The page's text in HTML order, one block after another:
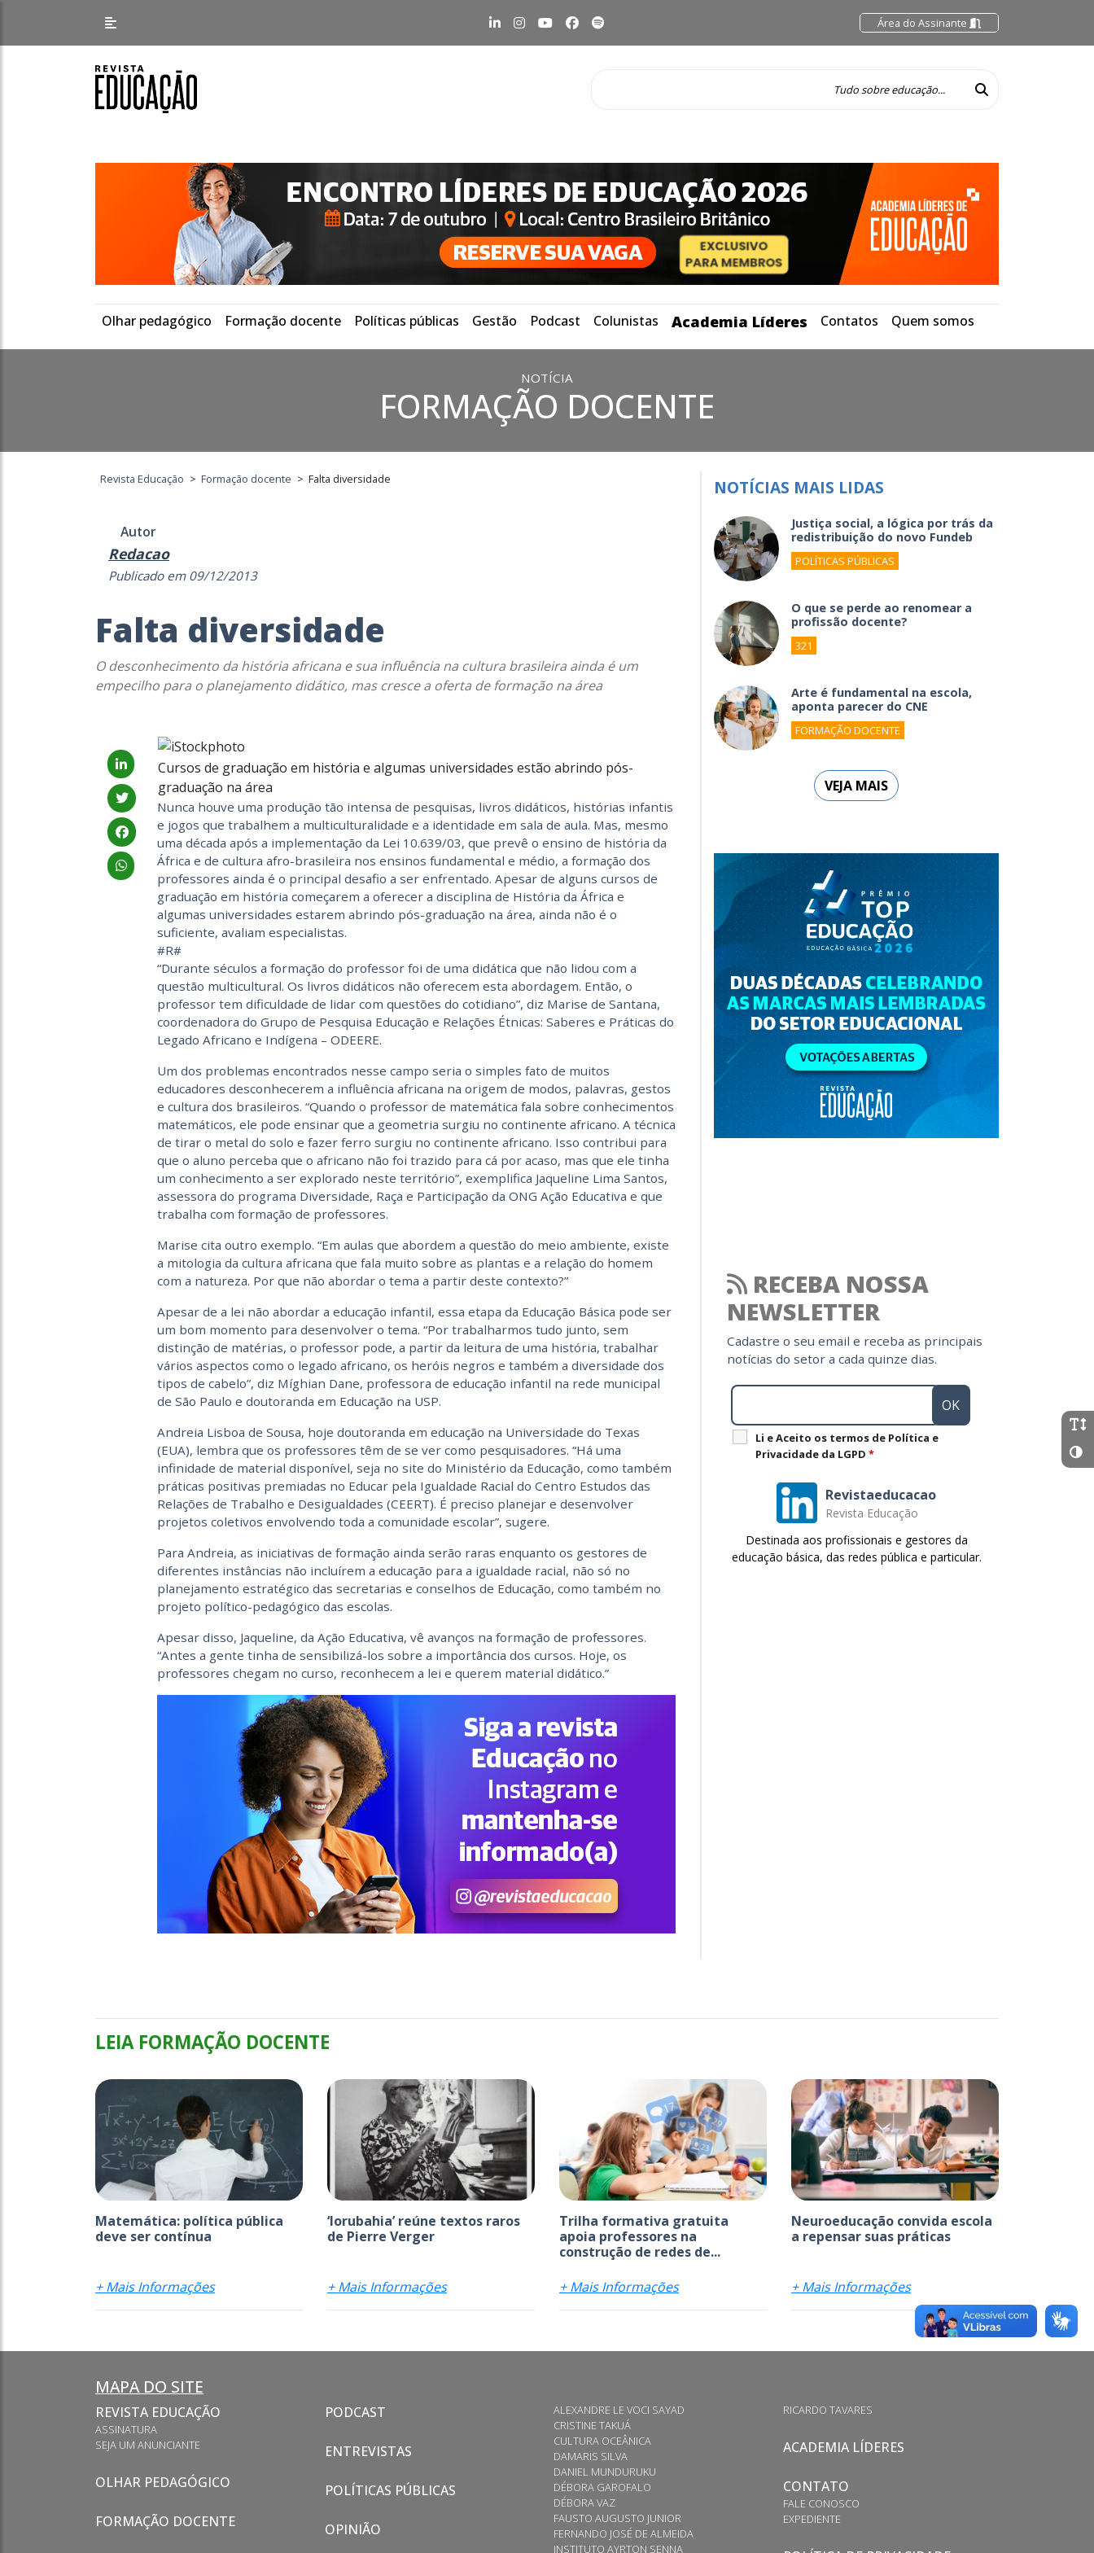
Área do Assinante
Olhar pedagógico Formação docente Políticas públicas Gestão Podcast Colunistas Academia Líderes Contatos Quem somos
NOTÍCIA
FORMAÇÃO DOCENTE
Revista Educação > Formação docente > Falta diversidade
Autor
Redacao
Publicado em 09/12/2013
Falta diversidade
O desconhecimento da história africana e sua influência na cultura brasileira ainda é um
empecilho para o planejamento didático, mas cresce a oferta de formação na área
Cursos de graduação em história e algumas universidades estão abrindo pós-
graduação na área
Nunca houve uma produção tão intensa de pesquisas, livros didáticos, histórias infantis
e jogos que trabalhem a multiculturalidade e a identidade em sala de aula. Mas, mesmo
uma década após a implementação da Lei 10.639/03, que prevê o ensino de história da
África e de cultura afro-brasileira nos ensinos fundamental e médio, a formação dos
professores ainda é o principal desafio a ser enfrentado. Apesar de alguns cursos de
graduação em história começarem a oferecer a disciplina de História da África e
algumas universidades estarem abrindo pós-graduação na área, ainda não é o
suficiente, avaliam especialistas.
#R#
“Durante séculos a formação do professor foi de uma didática que não lidou com a
questão multicultural. Os livros didáticos não oferecem esta abordagem. Então, o
professor tem dificuldade de lidar com questões do cotidiano”, diz Marise de Santana,
coordenadora do Grupo de Pesquisa Educação e Relações Étnicas: Saberes e Práticas do
Legado Africano e Indígena – ODEERE.
Um dos problemas encontrados nesse campo seria o simples fato de muitos
educadores desconhecerem a influência africana na origem de modos, palavras, gestos
e cultura dos brasileiros. “Quando o professor de matemática fala sobre conhecimentos
matemáticos, ele pode ensinar que a geometria surgiu no continente africano. A técnica
de tirar o metal do solo e fazer ferro surgiu no continente africano. Isso contribui para
que o aluno perceba que o africano não foi trazido para cá por acaso, mas que ele tinha
um conhecimento a ser explorado neste território”, exemplifica Jaqueline Lima Santos,
assessora do programa Diversidade, Raça e Participação da ONG Ação Educativa e que
trabalha com formação de professores.
Marise cita outro exemplo. “Em aulas que abordem a questão do meio ambiente, existe
a mitologia da cultura africana que fala muito sobre as plantas e a relação do homem
com a natureza. Por que não abordar o tema a partir deste contexto?”
Apesar de a lei não abordar a educação infantil, essa etapa da Educação Básica pode ser
um bom momento para desenvolver o tema. “Por trabalharmos tudo junto, sem
distinção de matérias, o professor pode, a partir da leitura de uma história, trabalhar
vários aspectos como o legado africano, os heróis negros e também a diversidade dos
tipos de cabelo”, diz Míghian Dane, professora de educação infantil na rede municipal
de São Paulo e doutoranda em Educação na USP.
Andreia Lisboa de Sousa, hoje doutoranda em educação na Universidade do Texas
(EUA), lembra que os professores têm de se ver como pesquisadores. “Há uma
infinidade de material disponível, seja no site do Ministério da Educação, como também
práticas positivas premiadas no Educar pela Igualdade Racial do Centro Estudos das
Relações de Trabalho e Desigualdades (CEERT). É preciso planejar e desenvolver
projetos coletivos envolvendo toda a comunidade escolar”, sugere.
Para Andreia, as iniciativas de formação ainda serão raras enquanto os gestores de
diferentes instâncias não incluírem a educação para a igualdade racial, não só no
planejamento estratégico das secretarias e conselhos de Educação, como também no
projeto político-pedagógico das escolas.
Apesar disso, Jaqueline, da Ação Educativa, vê avanços na formação de professores.
“Antes a gente tinha de sensibilizá-los sobre a importância dos cursos. Hoje, os
professores chegam no curso, reconhecem a lei e querem material didático.”
NOTÍCIAS MAIS LIDAS
Justiça social, a lógica por trás da
redistribuição do novo Fundeb
POLÍTICAS PÚBLICAS
O que se perde ao renomear a
profissão docente?
321
Arte é fundamental na escola,
aponta parecer do CNE
FORMAÇÃO DOCENTE
VEJA MAIS
RECEBA NOSSA
NEWSLETTER
Cadastre o seu email e receba as principais
notícias do setor a cada quinze dias.
Li e Aceito os termos de Política e
Privacidade da LGPD *
Revistaeducacao
Revista Educação
Destinada aos profissionais e gestores da
educação básica, das redes pública e particular.
LEIA FORMAÇÃO DOCENTE
Matemática: política pública
deve ser contínua
+ Mais Informações
‘Iorubahia’ reúne textos raros
de Pierre Verger
+ Mais Informações
Trilha formativa gratuita
apoia professores na
construção de redes de...
+ Mais Informações
Neuroeducação convida escola
a repensar suas práticas
+ Mais Informações
MAPA DO SITE
REVISTA EDUCAÇÃO
ASSINATURA
SEJA UM ANUNCIANTE
OLHAR PEDAGÓGICO
FORMAÇÃO DOCENTE
PODCAST
ENTREVISTAS
POLÍTICAS PÚBLICAS
OPINIÃO
ALEXANDRE LE VOCI SAYAD
CRISTINE TAKUÁ
CULTURA OCEÂNICA
DAMARIS SILVA
DANIEL MUNDURUKU
DÉBORA GAROFALO
DÉBORA VAZ
FAUSTO AUGUSTO JUNIOR
FERNANDO JOSÉ DE ALMEIDA
INSTITUTO AYRTON SENNA
RICARDO TAVARES
ACADEMIA LÍDERES
CONTATO
FALE CONOSCO
EXPEDIENTE